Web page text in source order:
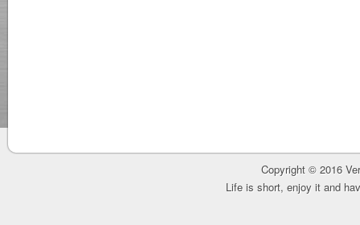
Copyright © 2016
Life is short, enjoy it and